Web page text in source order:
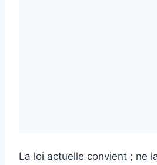
La loi actuelle convient ; ne